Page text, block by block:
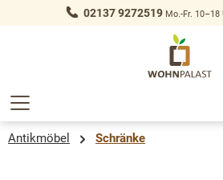
springen 02137 9272519Mo.-Fr. 10–18
Antikmöbel Schränke